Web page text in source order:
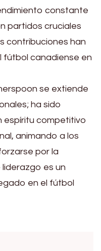
constante
partidos cruciales
contribuciones han
fútbol canadiense en
se extiende
ha sido
espíritu competitivo
animando a los
por la
es un
en el fútbol